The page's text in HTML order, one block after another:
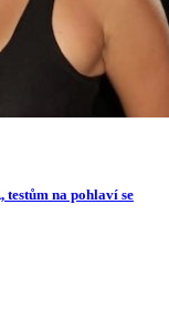
na pohlaví se